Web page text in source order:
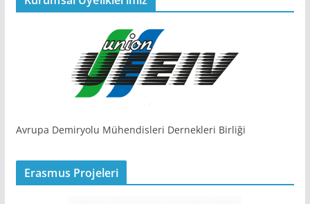
Avrupa Demiryolu Mühendisleri Dernekleri Birliği
Erasmus Projeleri